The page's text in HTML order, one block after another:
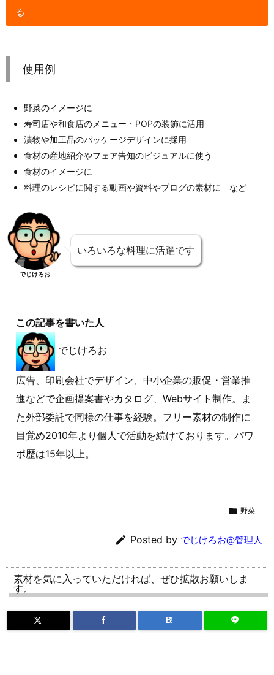
る
使用例
野菜のイメージに
寿司店や和食店のメニュー・POPの装飾に活用
漬物や加工品のパッケージデザインに採用
食材の産地紹介やフェア告知のビジュアルに使う
食材のイメージに
料理のレシピに関する動画や資料やブログの素材に など
でじけろお
いろいろな料理に活躍です
この記事を書いた人
でじけろお
広告、印刷会社でデザイン、中小企業の販促・営業推
進などで企画提案書やカタログ、Webサイト制作。ま
た外部委託で同様の仕事を経験。フリー素材の制作に
目覚め2010年より個人で活動を続けております。パワ
ポ歴は15年以上。
 野菜
 Posted by でじけろお@管理人
素材を気に入っていただければ、ぜひ拡散お願いしま
す。
B!